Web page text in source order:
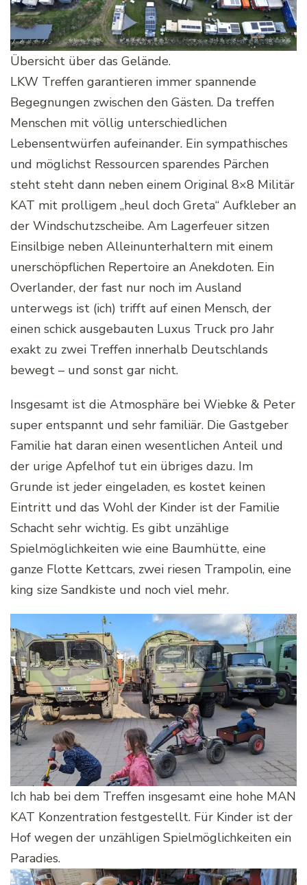
Übersicht über das Gelände.
LKW Treffen garantieren immer spannende
Begegnungen zwischen den Gästen. Da treffen
Menschen mit völlig unterschiedlichen
Lebensentwürfen aufeinander. Ein sympathisches
und möglichst Ressourcen sparendes Pärchen
steht steht dann neben einem Original 8×8 Militär
KAT mit prolligem „heul doch Greta“ Aufkleber an
der Windschutzscheibe. Am Lagerfeuer sitzen
Einsilbige neben Alleinunterhaltern mit einem
unerschöpflichen Repertoire an Anekdoten. Ein
Overlander, der fast nur noch im Ausland
unterwegs ist (ich) trifft auf einen Mensch, der
einen schick ausgebauten Luxus Truck pro Jahr
exakt zu zwei Treffen innerhalb Deutschlands
bewegt – und sonst gar nicht.
Insgesamt ist die Atmosphäre bei Wiebke & Peter
super entspannt und sehr familiär. Die Gastgeber
Familie hat daran einen wesentlichen Anteil und
der urige Apfelhof tut ein übriges dazu. Im
Grunde ist jeder eingeladen, es kostet keinen
Eintritt und das Wohl der Kinder ist der Familie
Schacht sehr wichtig. Es gibt unzählige
Spielmöglichkeiten wie eine Baumhütte, eine
ganze Flotte Kettcars, zwei riesen Trampolin, eine
king size Sandkiste und noch viel mehr.
Ich hab bei dem Treffen insgesamt eine hohe MAN
KAT Konzentration festgestellt. Für Kinder ist der
Hof wegen der unzähligen Spielmöglichkeiten ein
Paradies.